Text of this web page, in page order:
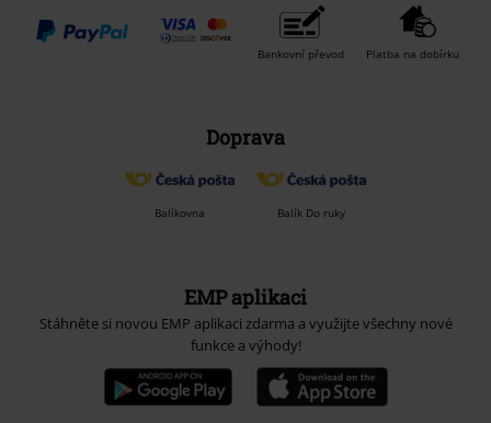
Bankovní převod Platba na dobírku
Doprava
Balíkovna Balík Do ruky
EMP aplikaci
Stáhněte si novou EMP aplikaci zdarma a využijte všechny nové
funkce a výhody!